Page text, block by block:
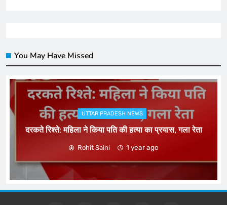
You May Have Missed
UTTAR PRADESH NEWS
दरकते रिश्ते: महिला ने किया पति की हत्या का प्रयास, गला रेता
Rohit Saini 1 year ago